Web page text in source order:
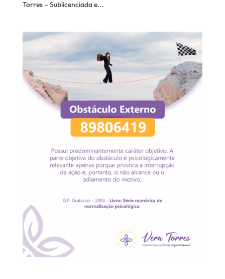
Torres – Sublicenciada e...